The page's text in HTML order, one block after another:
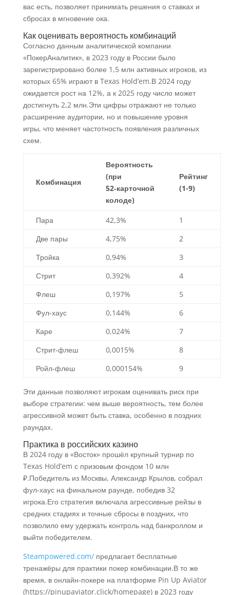
вас есть, позволяет принимать решения о ставках и
сбросах в мгновение ока.
Как оценивать вероятность комбинаций
Согласно данным аналитической компании
«ПокерАналитик», в 2023 году в России было
зарегистрировано более 1,5 млн активных игроков, из
которых 65% играют в Texas Hold’em.В 2024 году
ожидается рост на 12%, а к 2025 году число может
достигнуть 2,2 млн.Эти цифры отражают не только
расширение аудитории, но и повышение уровня
игры, что меняет частотность появления различных
схем.
Комбинация
Вероятность
(при
52‑карточной
колоде)
Рейтинг
(1-9)
Пара 42,3%
1
Две пары
4,75%
2
Тройка
0,94%
3
Стрит
0,392%
4
Флеш
0,197%
5
Фул‑хаус
0,144%
6
Каре
0,024%
7
Стрит‑флеш
0,0015%
8
Ройл‑флеш
0,000154% 9
Эти данные позволяют игрокам оценивать риск при
выборе стратегии: чем выше вероятность, тем более
агрессивной может быть ставка, особенно в поздних
раундах.
Практика в российских казино
В 2024 году в «Восток» прошёл крупный турнир по
Texas Hold’em с призовым фондом 10 млн
₽.Победитель из Москвы, Александр Крылов, собрал
фул‑хаус на финальном раунде, победив 32
игрока.Его стратегия включала агрессивные рейзы в
средних стадиях и точные сбросы в поздних, что
позволило ему удержать контроль над банкроллом и
выйти победителем.
Steampowered.com/предлагает бесплатные
тренажёры для практики покер комбинации.В то же
время, в онлайн‑покере на платформе Pin Up Aviator
(https://pinupaviator.click/homepage) в 2023 году